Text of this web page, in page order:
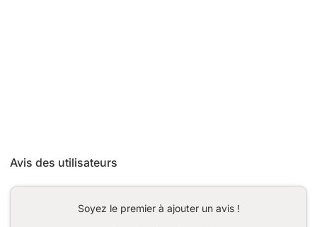
Avis des utilisateurs
Soyez le premier à ajouter un avis !